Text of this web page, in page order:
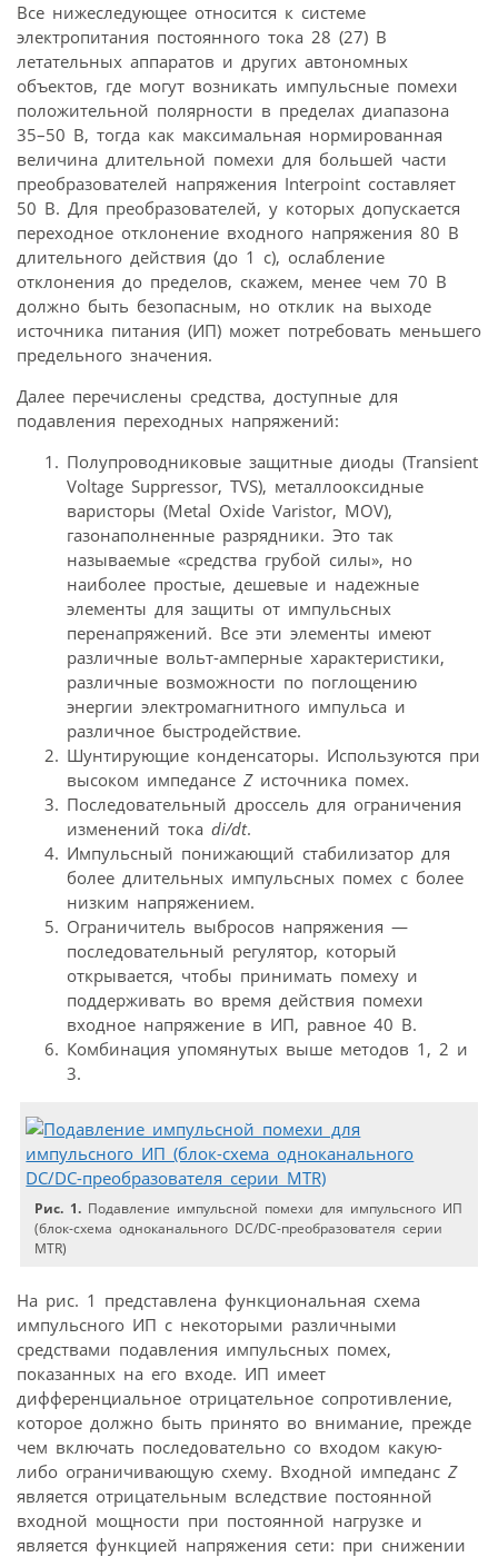
Все нижеследующее относится к системе
электропитания постоянного тока 28 (27) В
летательных аппаратов и других автономных
объектов, где могут возникать импульсные помехи
положительной полярности в пределах диапазона
35–50 В, тогда как максимальная нормированная
величина длительной помехи для большей части
преобразователей напряжения Interpoint составляет
50 В. Для преобразователей, у которых допускается
переходное отклонение входного напряжения 80 В
длительного действия (до 1 с), ослабление
отклонения до пределов, скажем, менее чем 70 В
должно быть безопасным, но отклик на выходе
источника питания (ИП) может потребовать меньшего
предельного значения.
Далее перечислены средства, доступные для
подавления переходных напряжений:
Полупроводниковые защитные диоды (Transient
Voltage Suppressor, TVS), металлооксидные
варисторы (Metal Oxide Varistor, MOV),
газонаполненные разрядники. Это так
называемые «средства грубой силы», но
наиболее простые, дешевые и надежные
элементы для защиты от импульсных
перенапряжений. Все эти элементы имеют
различные вольт-амперные характеристики,
различные возможности по поглощению
энергии электромагнитного импульса и
различное быстродействие.
Шунтирующие конденсаторы. Исполь­зуются при
высоком импедансе Zисточника помех.
Последовательный дроссель для ограничения
изменений тока di/dt.
Импульсный понижающий стабилизатор для
более длительных импульсных помех с более
низким напряжением.
Ограничитель выбросов напряжения —
последовательный регулятор, который
открывается, чтобы принимать помеху и
поддерживать во время действия помехи
входное напряжение в ИП, равное 40 В.
Комбинация упомянутых выше методов 1, 2 и
3.
Рис. 1. Подавление импульсной помехи для импульсного ИП
(блок-схема одноканального DC/DC-преобразователя серии
MTR)
На рис. 1 представлена функциональная схема
импульсного ИП с некоторыми различными
средствами подавления импульсных помех,
показанных на его входе. ИП имеет
дифференциальное отрицательное сопротивление,
которое должно быть принято во внимание, прежде
чем включать последовательно со входом какую-
либо ограничивающую схему. Входной импеданс Z
является отрицательным вследствие постоянной
входной мощности при постоянной нагрузке и
является функцией напряжения сети: при снижении